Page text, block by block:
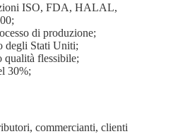
ISO, FDA, HALAL,
di produzione;
degli Stati Uniti;
qualità flessibile;
30%;
commercianti, clienti